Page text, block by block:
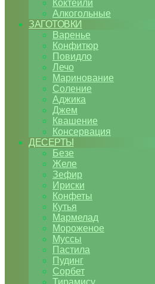
Коктейли
Алкогольные
ЗАГОТОВКИ
Варенье
Конфитюр
Повидло
Лечо
Маринование
Соление
Аджика
Джем
Квашение
Консервация
ДЕСЕРТЫ
Безе
Желе
Зефир
Ириски
Конфеты
Кутья
Мармелад
Мороженое
Муссы
Пастила
Пудинг
Сорбет
Тирамису